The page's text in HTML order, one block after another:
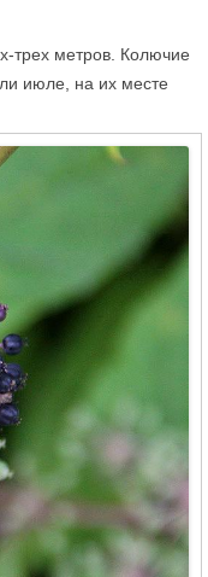
трех метров. Колючие
июле, на их месте